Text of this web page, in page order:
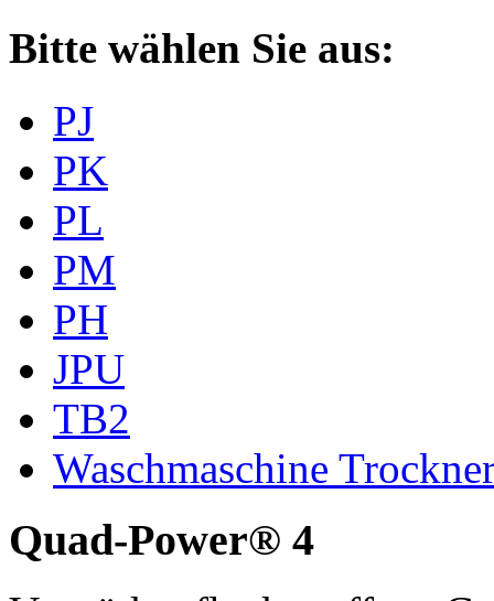
Bitte wählen Sie aus:
PJ
PK
PL
PM
PH
JPU
TB2
Waschmaschine
Quad-Power® 4